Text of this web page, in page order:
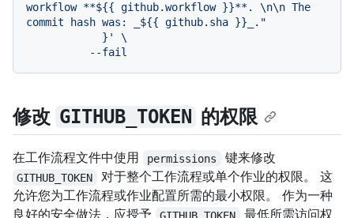
workflow **${{ github.workflow }}**. \n\n The
commit hash was: _${{ github.sha }}_."
修改 GITHUB_TOKEN 的权限
在工作流程文件中使用 permissions 键来修改
GITHUB_TOKEN
对于整个工作流程或单个作业的权限。 这
允许您为工作流程或作业配置所需的最小权限。 作为一种
良好的安全做法，应授予
GITHUB_TOKEN
最低所需访问权